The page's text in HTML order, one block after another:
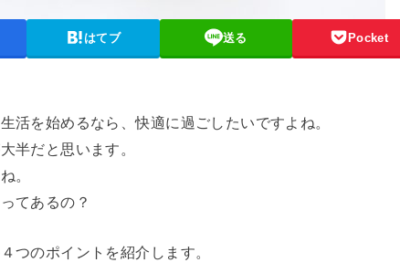
はてブ 送る Pocket
活を始めるなら、快適に過ごしたいですよね。
半だと思います。
。
てあるの？
つのポイントを紹介します。